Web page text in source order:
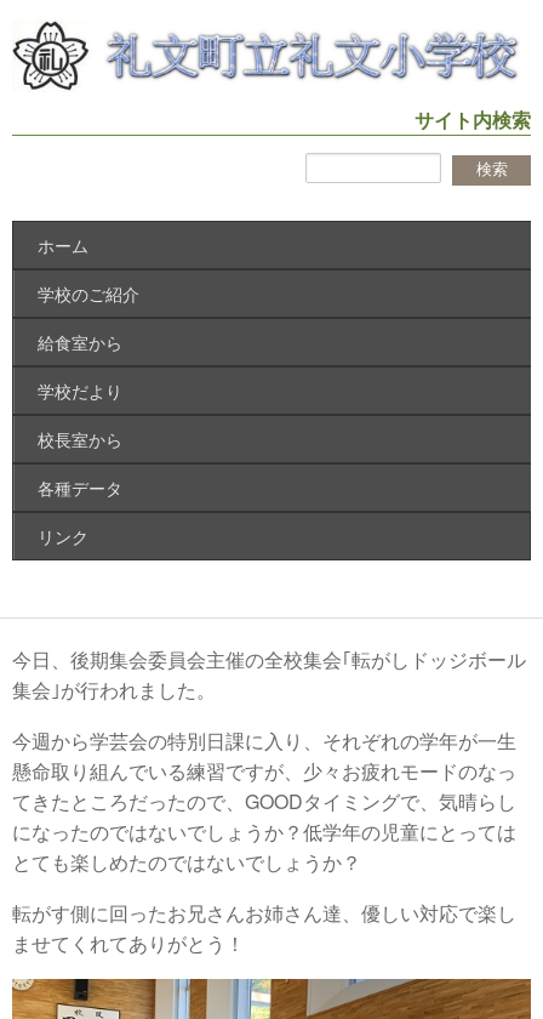
サイト内検索
ホーム
学校のご紹介
給食室から
学校だより
校長室から
各種データ
リンク
今日、後期集会委員会主催の全校集会｢転がしドッジボール
集会｣が行われました。
今週から学芸会の特別日課に入り、それぞれの学年が一生
懸命取り組んでいる練習ですが、少々お疲れモードのなっ
てきたところだったので、GOODタイミングで、気晴らし
になったのではないでしょうか？低学年の児童にとっては
とても楽しめたのではないでしょうか？
転がす側に回ったお兄さんお姉さん達、優しい対応で楽し
ませてくれてありがとう！